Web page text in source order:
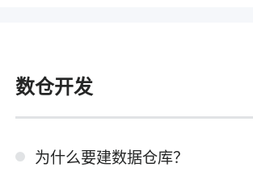
数仓开发
为什么要建数据仓库？